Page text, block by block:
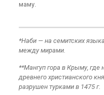
маму.
*Наби — на семитских
между мирами.
**Мангуп гора в Крыму, где
древнего христианского
разрушен турками в 1475 г.